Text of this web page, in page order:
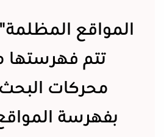
المواقع
تتم فهرستها
محركات
بفهرسة